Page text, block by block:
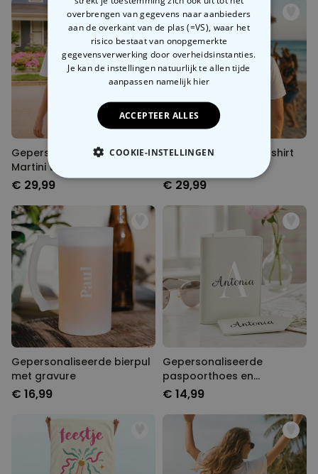
Gepersonaliseerd Espresso
Martini t-shirt
€ 29,99
Gepersonaliseerd T-shirt
€ 29,99
Gepersonaliseerde bierpul
met gravure
€ 16,99
Gepersonaliseerde
paspoorthoes en
kofferlabel met monogram
€ 14,99
overbrengen van gegevens naar aanbieders
aan de overkant van de plas (=VS), waar het
risico bestaat van onopgemerkte
gegevensverwerking door overheidsinstanties.
Je kan de instellingen natuurlijk te allen tijde
aanpassen namelijk hier
ACCEPTEER ALLES
COOKIE-INSTELLINGEN
NOODZAKELIJK
PERFORMANCE
MARKETING